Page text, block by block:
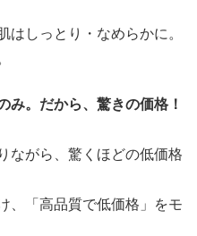
はしっとり・なめらかに。
み。だから、驚きの価格！
ながら、驚くほどの低価格
、「高品質で低価格」をモ